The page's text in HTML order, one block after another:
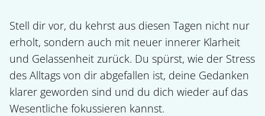
Stell dir vor, du kehrst aus diesen Tagen nicht nur
erholt, sondern auch mit neuer innerer Klarheit
und Gelassenheit zurück. Du spürst, wie der Stress
des Alltags von dir abgefallen ist, deine Gedanken
klarer geworden sind und du dich wieder auf das
Wesentliche fokussieren kannst.